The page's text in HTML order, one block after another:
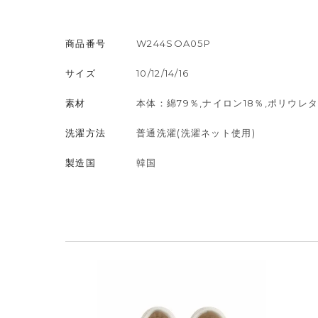
商品番号 W244SOA05P
サイズ 10/12/14/16
素材 本体：綿79％,ナイロン18％,ポリウレ
洗濯方法 普通洗濯(洗濯ネット使用)
製造国 韓国